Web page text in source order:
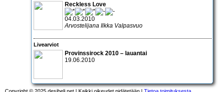
Reckless Love
04.03.2010
Arvostelijana Ilkka Valpasvuo
Livearviot
Provinssirock 2010 – lauantai
19.06.2010